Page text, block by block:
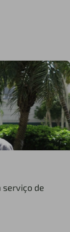
serviço de